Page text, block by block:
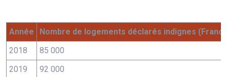
Année
Nombre de logements déclarés indignes
2018
85 000
2019
92 000